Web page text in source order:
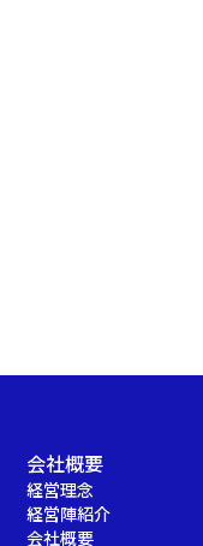
会社概要
経営理念
経営陣紹介
会社概要